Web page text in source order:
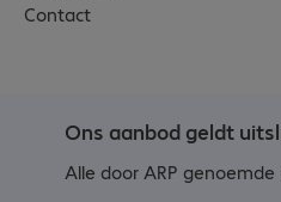
Contact
Ons aanbod geldt
Alle door ARP genoemde